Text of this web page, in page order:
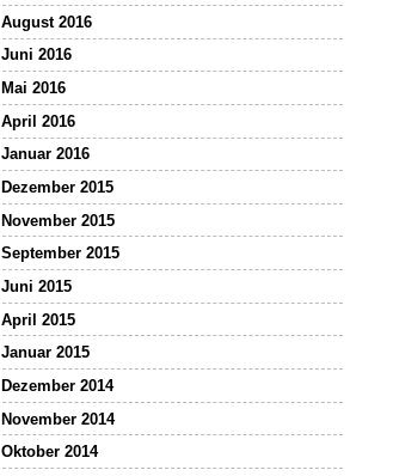
August 2016
Juni 2016
Mai 2016
April 2016
Januar 2016
Dezember 2015
November 2015
September 2015
Juni 2015
April 2015
Januar 2015
Dezember 2014
November 2014
Oktober 2014